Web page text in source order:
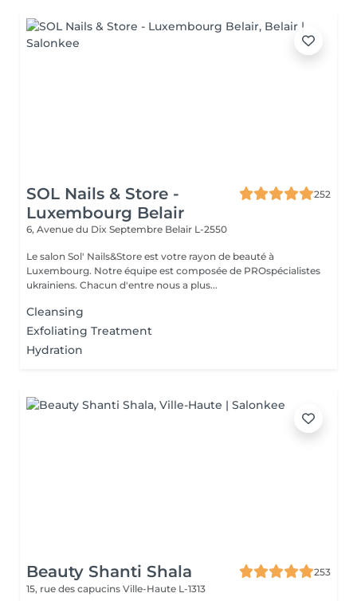
SOL Nails & Store -
Luxembourg Belair
252
6, Avenue du Dix Septembre Belair L-2550
Le salon Sol' Nails&Store est votre rayon de beauté à
Luxembourg. Notre équipe est composée de PROspécialistes
ukrainiens. Chacun d'entre nous a plus...
Cleansing
Exfoliating Treatment
Hydration
Beauty Shanti Shala
253
15, rue des capucins Ville-Haute L-1313